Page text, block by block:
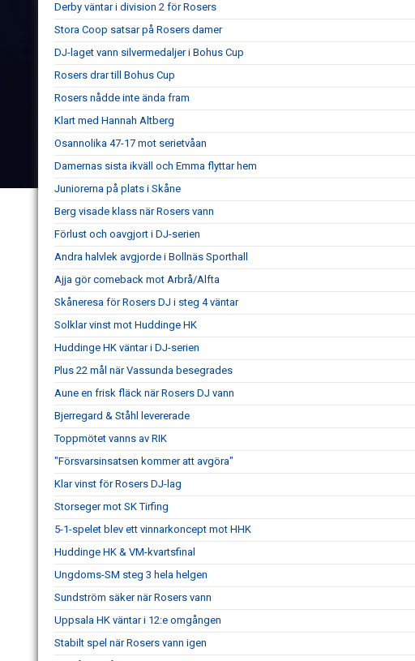
Derby väntar i division 2 för Rosers
Stora Coop satsar på Rosers damer
DJ-laget vann silvermedaljer i Bohus Cup
Rosers drar till Bohus Cup
Rosers nådde inte ända fram
Klart med Hannah Altberg
Osannolika 47-17 mot serietvåan
Damernas sista ikväll och Emma flyttar hem
Juniorerna på plats i Skåne
Berg visade klass när Rosers vann
Förlust och oavgjort i DJ-serien
Andra halvlek avgjorde i Bollnäs Sporthall
Ajja gör comeback mot Arbrå/Alfta
Skåneresa för Rosers DJ i steg 4 väntar
Solklar vinst mot Huddinge HK
Huddinge HK väntar i DJ-serien
Plus 22 mål när Vassunda besegrades
Aune en frisk fläck när Rosers DJ vann
Bjerregard & Ståhl levererade
Toppmötet vanns av RIK
"Försvarsinsatsen kommer att avgöra"
Klar vinst för Rosers DJ-lag
Storseger mot SK Tirfing
5-1-spelet blev ett vinnarkoncept mot HHK
Huddinge HK & VM-kvartsfinal
Ungdoms-SM steg 3 hela helgen
Sundström säker när Rosers vann
Uppsala HK väntar i 12:e omgången
Stabilt spel när Rosers vann igen